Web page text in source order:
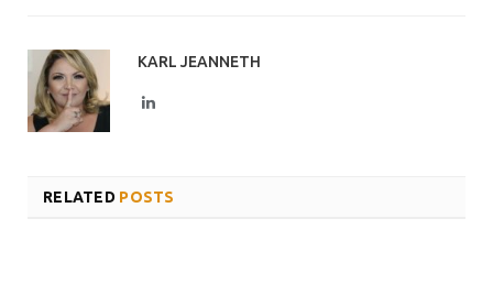
KARL JEANNETH
LinkedIn
RELATED POSTS